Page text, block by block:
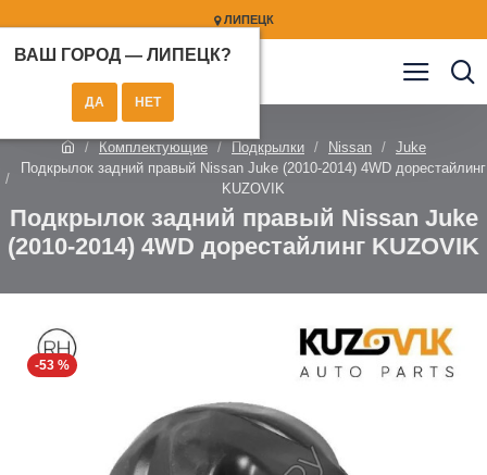
ЛИПЕЦК
ВАШ ГОРОД — ЛИПЕЦК?
Комплектующие Подкрылки Nissan
Juke
Подкрылок задний правый Nissan Juke (2010-2014) 4WD дорестайлинг
KUZOVIK
Подкрылок задний правый Nissan Juke
(2010-2014) 4WD дорестайлинг KUZOVIK
-53 %